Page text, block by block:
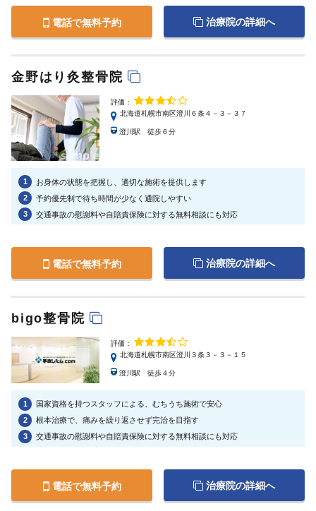
電話で無料予約 治療院の詳細へ
金野はり灸整骨院
評価：
北海道札幌市南区澄川６条４－３－３７
澄川駅 徒歩６分
1
お身体の状態を把握し、適切な施術を提供します
2
予約優先制で待ち時間が少なく通院しやすい
3
交通事故の慰謝料や自賠責保険に対する無料相談にも対応
電話で無料予約 治療院の詳細へ
bigo整骨院
評価：
北海道札幌市南区澄川３条３－３－１５
澄川駅 徒歩４分
1
国家資格を持つスタッフによる、むちうち施術で安心
2
根本治療で、痛みを繰り返させず完治を目指す
3
交通事故の慰謝料や自賠責保険に対する無料相談にも対応
電話で無料予約 治療院の詳細へ